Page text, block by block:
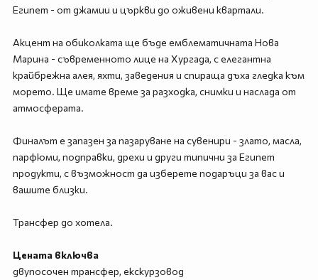
Египет - от джамии и църкви до оживени квартали.
Акцент на обиколката ще бъде емблематичната Нова
Марина - съвременното лице на Хургада, с елегантна
крайбрежна алея, яхти, заведения и спираща дъха гледка към
морето. Ще имате време за разходка, снимки и наслада от
атмосферата.
Финалът е запазен за пазаруване на сувенири - злато, масла,
парфюми, подправки, дрехи и други типични за Египет
продукти, с възможност да изберете подаръци за вас и
вашите близки.
Трансфер до хотела.
Цената включва
двупосочен трансфер, екскурзовод